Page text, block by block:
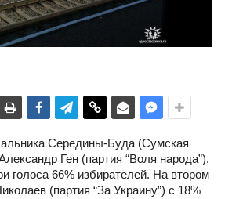
Середины-Буда (Сумская
Ген (партия “Воля народа”).
голоса 66% избирателей. На втором
(партия “За Украину”) с 18%